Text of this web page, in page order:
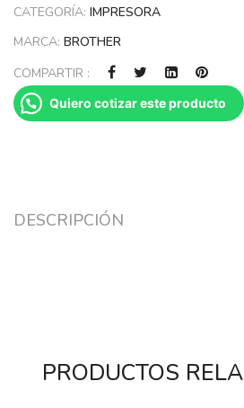
CATEGORÍA: IMPRESORA
MARCA: BROTHER
COMPARTIR :
Quiero cotizar este producto
DESCRIPCIÓN
PRODUCTOS